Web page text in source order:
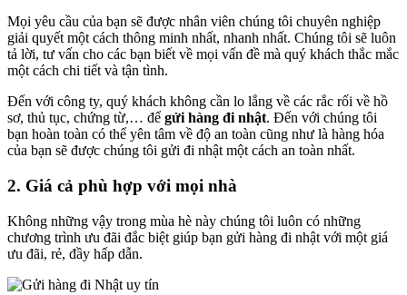
Mọi yêu cầu của bạn sẽ được nhân viên chúng tôi chuyên nghiệp
giải quyết một cách thông minh nhất, nhanh nhất. Chúng tôi sẽ luôn
tả lời, tư vấn cho các bạn biết về mọi vấn đề mà quý khách thắc mắc
một cách chi tiết và tận tình.
Đến với công ty, quý khách không cần lo lắng về các rắc rối về hồ
sơ, thủ tục, chứng từ,… để gửi hàng đi nhật. Đến với chúng tôi
bạn hoàn toàn có thể yên tâm về độ an toàn cũng như là hàng hóa
của bạn sẽ được chúng tôi gửi đi nhật một cách an toàn nhất.
2. Giá cả phù hợp với mọi nhà
Không những vậy trong mùa hè này chúng tôi luôn có những
chương trình ưu đãi đắc biệt giúp bạn gửi hàng đi nhật với một giá
ưu đãi, rẻ, đầy hấp dẫn.